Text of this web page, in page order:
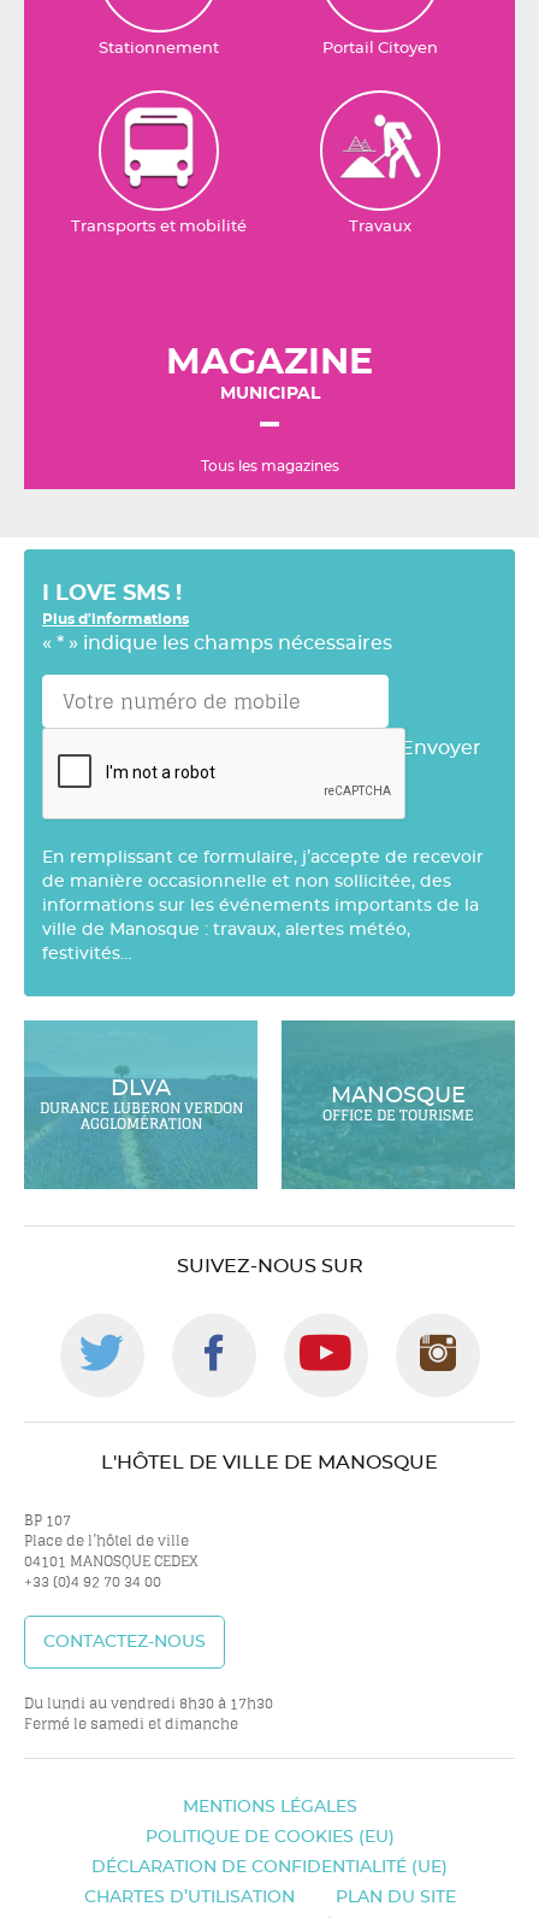
Stationnement Portail Citoyen
Transports et mobilité Travaux
MAGAZINE
MUNICIPAL
Tous les magazines
I LOVE SMS !
Plus d'informations
« * » indique les champs nécessaires
Envoyer
En remplissant ce formulaire, j’accepte de recevoir
de manière occasionnelle et non sollicitée, des
informations sur les événements importants de la
ville de Manosque : travaux, alertes météo,
festivités…
DLVA
DURANCE LUBERON VERDON
AGGLOMÉRATION
MANOSQUE
OFFICE DE TOURISME
SUIVEZ-NOUS SUR
Suivez-
nous
sur
twitter
Suivez-
nous
facebook
Suivez-
nous
L'HÔTEL DE VILLE DE MANOSQUE
BP 107
Place de l’hôtel de ville
04101 MANOSQUE CEDEX
+33 (0)4 92 70 34 00
CONTACTEZ-NOUS
Du lundi au vendredi 8h30 à 17h30
Fermé le samedi et dimanche
MENTIONS LÉGALES
POLITIQUE DE COOKIES (EU)
DÉCLARATION DE CONFIDENTIALITÉ (UE)
CHARTES D’UTILISATION
PLAN DU SITE